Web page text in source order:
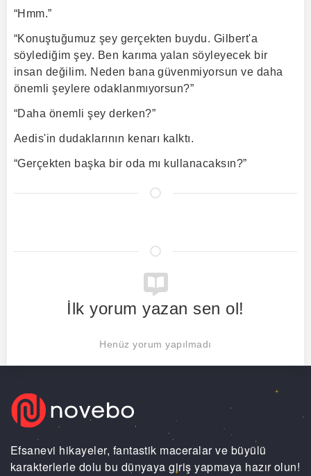
“Hmm.”
“Konuştuğumuz şey gerçekten buydu. Gilbert'a
söylediğim şey. Ben karıma yalan söyleyecek bir
insan değilim. Neden bana güvenmiyorsun ve daha
önemli şeylere odaklanmıyorsun?”
“Daha önemli şey derken?”
Aedis'in dudaklarının kenarı kalktı.
“Gerçekten başka bir oda mı kullanacaksın?”
İlk yorum yazan sen ol!
Henüz yorum yapılmadı
Efsanevi hikayeler, fantastik maceralar ve büyülü
karakterlerle dolu bu dünyaya giriş yapmaya hazır olun!